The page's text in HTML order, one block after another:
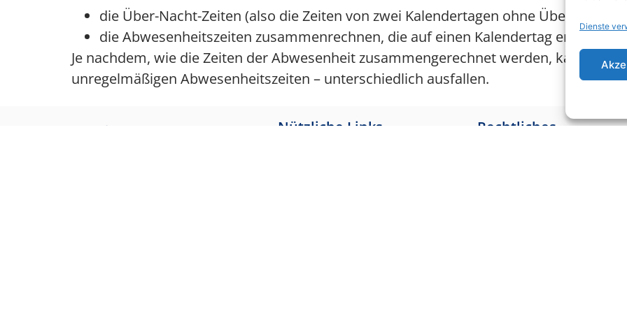
Dienste
die Über-Nacht-Zeiten (also die Zeiten von zwei Kalendertagen ohne
die Abwesenheitszeiten zusammenrechnen, die auf einen Kalendertag entfallen.
Je nachdem, wie die Zeiten der Abwesenheit zusammengerechnet werden, kann das
unregelmäßigen Abwesenheitszeiten – unterschiedlich ausfallen.
Nützliche Links Rechtliches